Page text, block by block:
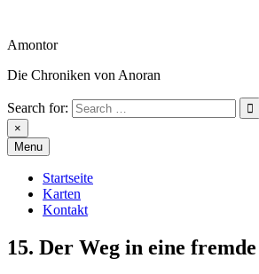
content
Amontor
Die Chroniken von Anoran
Amontor
Search for:
×
Menu
Startseite
Karten
Kontakt
15. Der Weg in eine